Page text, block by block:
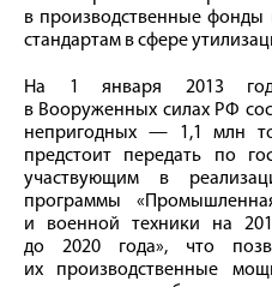
в производственные фонды
стандартам в сфере
На 1 января 2013
в Вооруженных силах РФ
непригодных — 1,1 млн
предстоит передать по
участвующим в
программы
и военной техники на
до 2020 года», что
их производственные